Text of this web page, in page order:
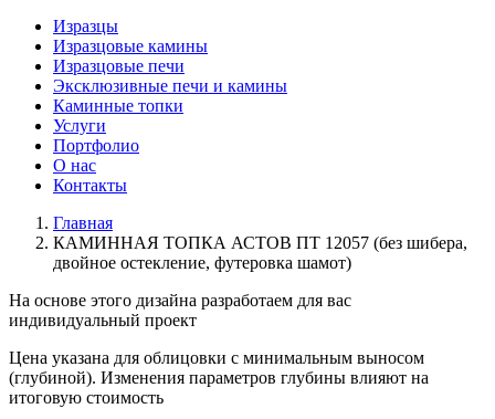
Изразцы
Изразцовые камины
Изразцовые печи
Эксклюзивные печи и камины
Каминные топки
Услуги
Портфолио
О нас
Контакты
Главная
КАМИННАЯ ТОПКА АСТОВ ПТ 12057 (без шибера,
двойное остекление, футеровка шамот)
На основе этого дизайна разработаем для вас
индивидуальный проект
Цена указана для облицовки с минимальным выносом
(глубиной). Изменения параметров глубины влияют на
итоговую стоимость